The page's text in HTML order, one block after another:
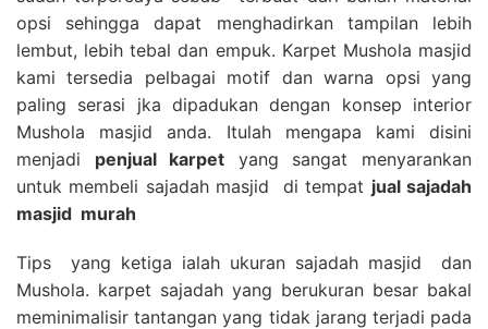
opsi sehingga dapat menghadirkan tampilan lebih
lembut, lebih tebal dan empuk. Karpet Mushola masjid
kami tersedia pelbagai motif dan warna opsi yang
paling serasi jka dipadukan dengan konsep interior
Mushola masjid anda. Itulah mengapa kami disini
menjadi penjual karpet yang sangat menyarankan
untuk membeli sajadah masjid di tempat jual sajadah
masjid murah
Tips yang ketiga ialah ukuran sajadah masjid dan
Mushola. karpet sajadah yang berukuran besar bakal
meminimalisir tantangan yang tidak jarang terjadi pada